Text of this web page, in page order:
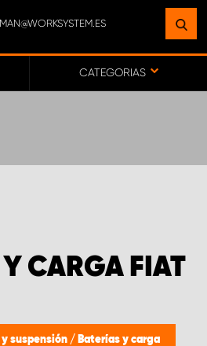
CATEGORIAS
Y CARGA FIAT
suspensión / Baterías y carga
INSTALACIÓN
DE USTED